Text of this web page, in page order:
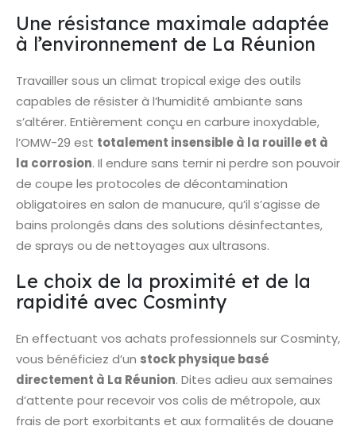
Une résistance maximale adaptée
à l’environnement de La Réunion
Travailler sous un climat tropical exige des outils
capables de résister à l’humidité ambiante sans
s’altérer. Entièrement conçu en carbure inoxydable,
l’OMW-29 est totalement insensible à la rouille et à
la corrosion. Il endure sans ternir ni perdre son pouvoir
de coupe les protocoles de décontamination
obligatoires en salon de manucure, qu’il s’agisse de
bains prolongés dans des solutions désinfectantes,
de sprays ou de nettoyages aux ultrasons.
Le choix de la proximité et de la
rapidité avec Cosminty
En effectuant vos achats professionnels sur Cosminty,
vous bénéficiez d’un stock physique basé
directement à La Réunion. Dites adieu aux semaines
d’attente pour recevoir vos colis de métropole, aux
frais de port exorbitants et aux formalités de douane